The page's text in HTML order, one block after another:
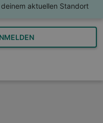
aktuellen Standort